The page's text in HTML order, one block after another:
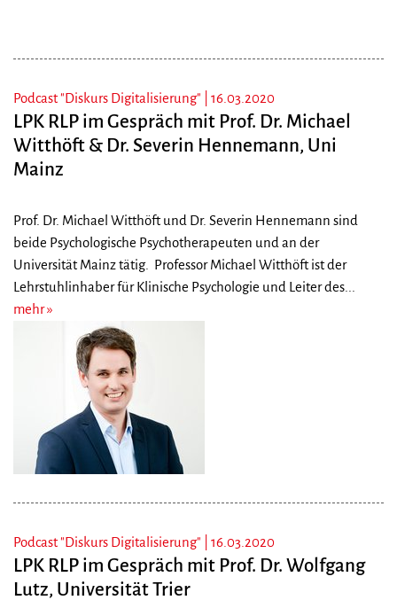
Podcast "Diskurs Digitalisierung" | 16.03.2020
LPK RLP im Gespräch mit Prof. Dr. Michael
Witthöft & Dr. Severin Hennemann, Uni
Mainz
Prof. Dr. Michael Witthöft und Dr. Severin Hennemann sind
beide Psychologische Psychotherapeuten und an der
Universität Mainz tätig. Professor Michael Witthöft ist der
Lehrstuhlinhaber für Klinische Psychologie und Leiter des...
mehr
Podcast "Diskurs Digitalisierung" | 16.03.2020
LPK RLP im Gespräch mit Prof. Dr. Wolfgang
Lutz, Universität Trier